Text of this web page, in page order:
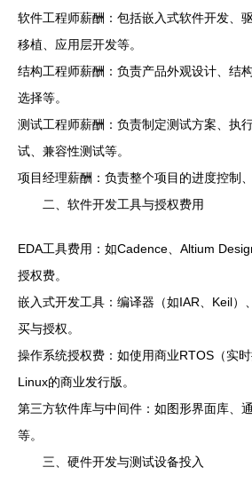
软件工程师薪酬：包括嵌入式软件开发、
移植、应用层开发等。
结构工程师薪酬：负责产品外观设计、结
选择等。
测试工程师薪酬：负责制定测试方案、执
试、兼容性测试等。
项目经理薪酬：负责整个项目的进度控制
二、软件开发工具与授权费用
EDA工具费用：如Cadence、Altium
授权费。
嵌入式开发工具：编译器（如IAR、Keil）
买与授权。
操作系统授权费：如使用商业RTOS（实
Linux的商业发行版。
第三方软件库与中间件：如图形界面库、
等。
三、硬件开发与测试设备投入